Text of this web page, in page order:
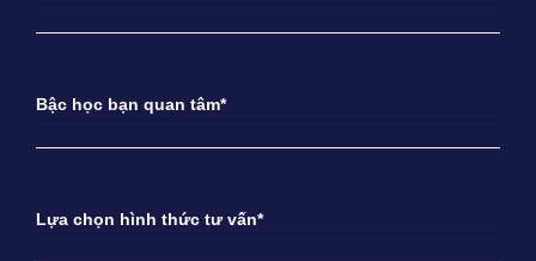
Bậc học bạn quan tâm*
Lựa chọn hình thức tư vấn*